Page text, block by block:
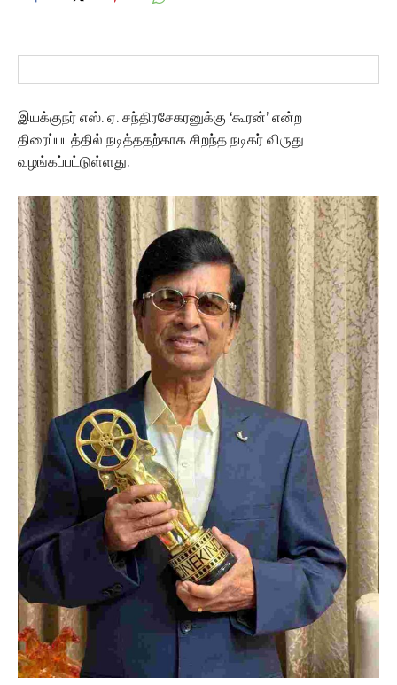
இயக்குநர் எஸ். ஏ. சந்திரசேகரனுக்கு ‘கூரன்’ என்ற
திரைப்படத்தில் நடித்ததற்காக சிறந்த நடிகர் விருது
வழங்கப்பட்டுள்ளது.